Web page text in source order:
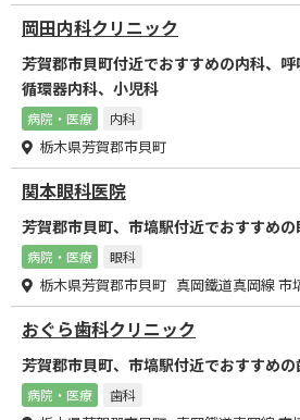
岡田内科クリニック
芳賀郡市貝町付近でおすすめの内科、呼
循環器内科、小児科
病院・医療 内科
栃木県芳賀郡市貝町
関本眼科医院
芳賀郡市貝町、市塙駅付近でおすすめの
病院・医療 眼科
栃木県芳賀郡市貝町 真岡鐵道真岡線 市
おぐら歯科クリニック
芳賀郡市貝町、市塙駅付近でおすすめの
病院・医療 歯科